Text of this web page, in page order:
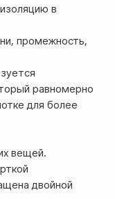
в
промежность,
равномерно
для более
вещей.
двойной